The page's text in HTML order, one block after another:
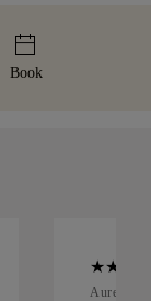
Book
Aurelle in